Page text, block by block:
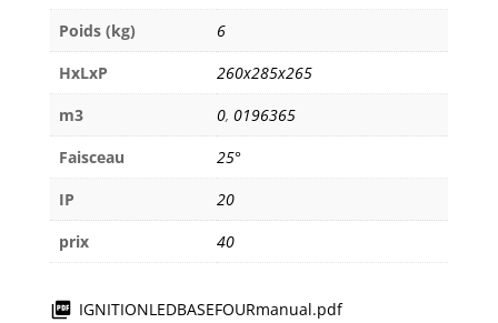
Poids (kg)
6
HxLxP
260x285x265
m3
0, 0196365
Faisceau
25°
IP
20
prix
40
IGNITIONLEDBASEFOURmanual.pdf